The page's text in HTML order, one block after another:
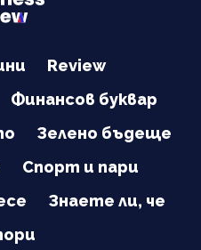
Review
Финансов буквар
Зелено бъдеще
Спорт и пари
Знаете ли, че